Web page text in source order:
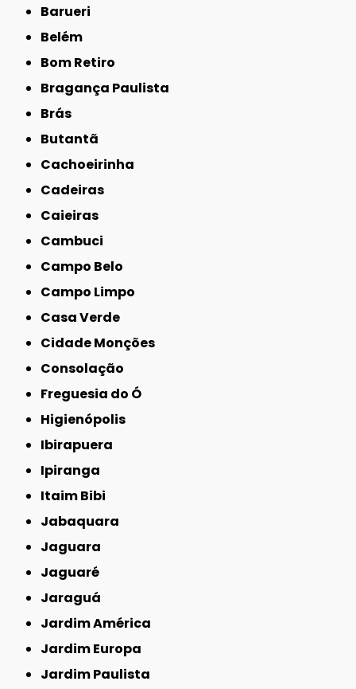
Barueri
Belém
Bom Retiro
Bragança Paulista
Brás
Butantã
Cachoeirinha
Cadeiras
Caieiras
Cambuci
Campo Belo
Campo Limpo
Casa Verde
Cidade Monções
Consolação
Freguesia do Ó
Higienópolis
Ibirapuera
Ipiranga
Itaim Bibi
Jabaquara
Jaguara
Jaguaré
Jaraguá
Jardim América
Jardim Europa
Jardim Paulista